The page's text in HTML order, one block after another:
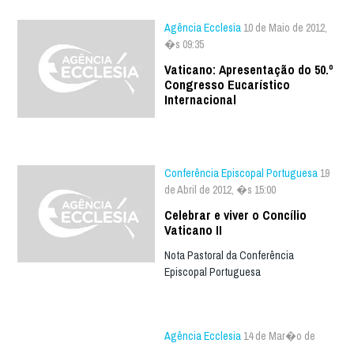
Agência Ecclesia 10 de Maio de 2012,
�s 09:35
Vaticano: Apresentação do 50.º
Congresso Eucarístico
Internacional
Conferência Episcopal Portuguesa 19
de Abril de 2012, �s 15:00
Celebrar e viver o Concílio
Vaticano II
Nota Pastoral da Conferência
Episcopal Portuguesa
Agência Ecclesia 14 de Mar�o de